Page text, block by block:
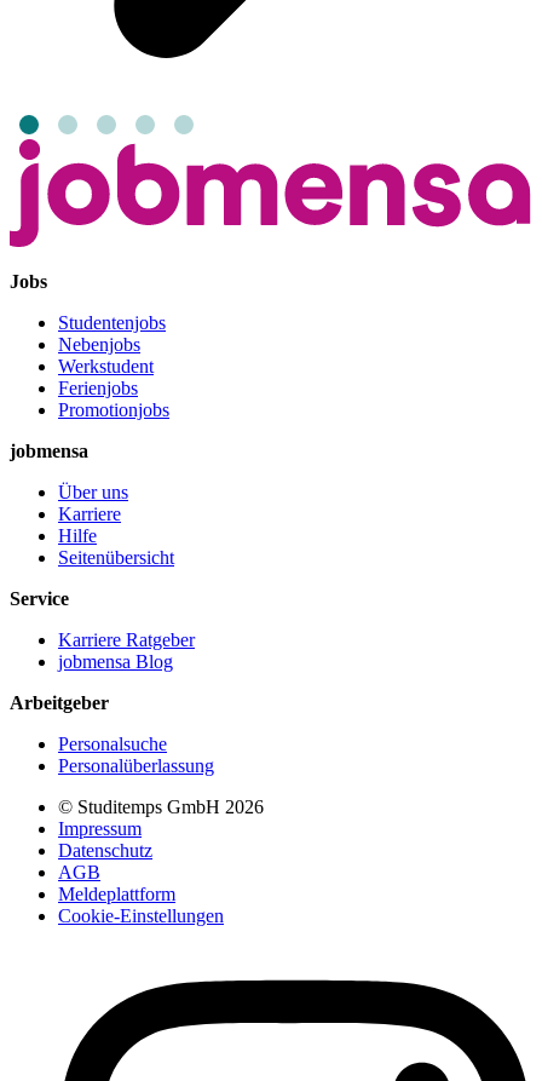
Jobs
Studentenjobs
Nebenjobs
Werkstudent
Ferienjobs
Promotionjobs
jobmensa
Über uns
Karriere
Hilfe
Seitenübersicht
Service
Karriere Ratgeber
jobmensa Blog
Arbeitgeber
Personalsuche
Personalüberlassung
© Studitemps GmbH 2026
Impressum
Datenschutz
AGB
Meldeplattform
Cookie-Einstellungen